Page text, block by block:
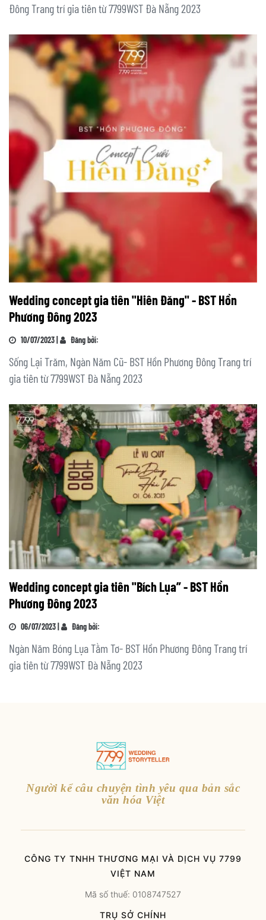
Đông Trang trí gia tiên từ 7799WST Đà Nẵng 2023
Wedding concept gia tiên "Hiên Đăng" - BST Hồn
Phương Đông 2023
10/07/2023 | Đăng bởi:
Sống Lại Trăm, Ngàn Năm Cũ- BST Hồn Phương Đông Trang trí
gia tiên từ 7799WST Đà Nẵng 2023
Wedding concept gia tiên "Bích Lụa” - BST Hồn
Phương Đông 2023
06/07/2023 | Đăng bởi:
Ngàn Năm Bóng Lụa Tằm Tơ- BST Hồn Phương Đông Trang trí
gia tiên từ 7799WST Đà Nẵng 2023
Người kể câu chuyện tình yêu qua bản sắc
văn hóa Việt
CÔNG TY TNHH THƯƠNG MẠI VÀ DỊCH VỤ 7799
VIỆT NAM
Mã số thuế: 0108747527
TRỤ SỞ CHÍNH